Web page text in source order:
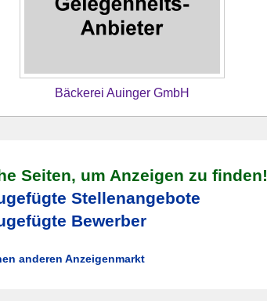
Bäckerei Auinger GmbH
Seiten, um Anzeigen zu finden!
Stellenangebote
Bewerber
anderen Anzeigenmarkt